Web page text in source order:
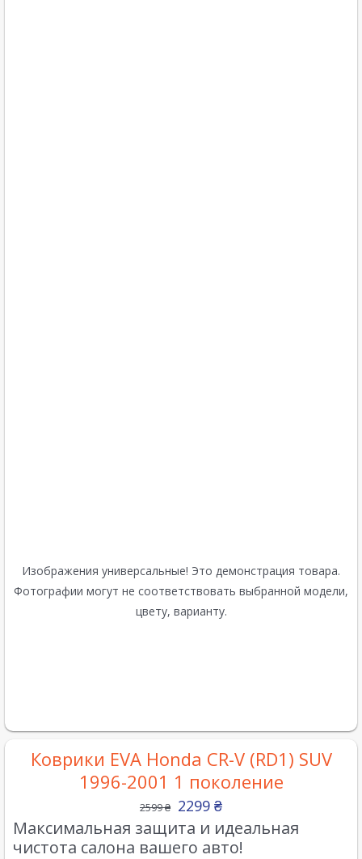
Изображения универсальные! Это демонстрация товара.
Фотографии могут не соответствовать выбранной модели,
цвету, варианту.
Коврики EVA Honda CR-V (RD1) SUV
1996-2001 1 поколение
2599₴ 2299 ₴
Максимальная защита и идеальная
чистота салона вашего авто!